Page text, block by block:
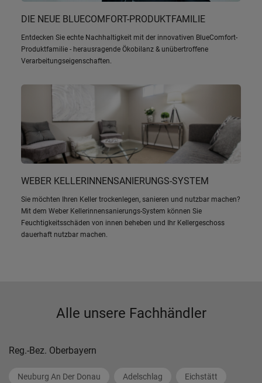
DIE NEUE BLUECOMFORT-PRODUKTFAMILIE
Entdecken Sie echte Nachhaltigkeit mit der innovativen BlueComfort-
Produktfamilie - herausragende Ökobilanz & unübertroffene
Verarbeitungseigenschaften.
WEBER KELLERINNENSANIERUNGS-SYSTEM
Sie möchten Ihren Keller trockenlegen, sanieren und nutzbar machen?
Mit dem Weber Kellerinnensanierungs-System können Sie
Feuchtigkeitsschäden von innen beheben und Ihr Kellergeschoss
dauerhaft nutzbar machen.
Alle unsere Fachhändler
Reg.-Bez. Oberbayern
Neuburg An Der Donau Adelschlag Eichstätt